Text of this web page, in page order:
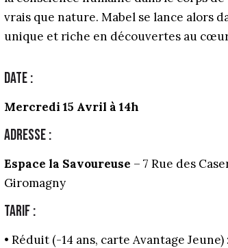
vrais que nature. Mabel se lance alors
unique et riche en découvertes au
Date :
Mercredi 15 Avril à 14h
Adresse :
Espace la Savoureuse – 7 Rue des
Giromagny
Tarif :
• Réduit (-14 ans, carte Avantage Jeune)